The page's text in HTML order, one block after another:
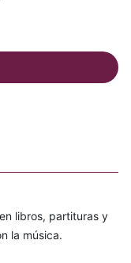
libros, partituras y
la música.